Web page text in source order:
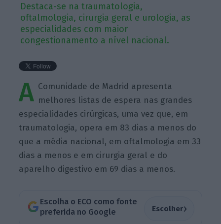
Destaca-se na traumatologia,
oftalmologia, cirurgia geral e urologia, as
especialidades com maior
congestionamento a nível nacional.
A Comunidade de Madrid apresenta
melhores listas de espera nas grandes
especialidades cirúrgicas, uma vez que, em
traumatologia, opera em 83 dias a menos do
que a média nacional, em oftalmologia em 33
dias a menos e em cirurgia geral e do
aparelho digestivo em 69 dias a menos.
Escolha o ECO como fonte
preferida no Google
Escolher›